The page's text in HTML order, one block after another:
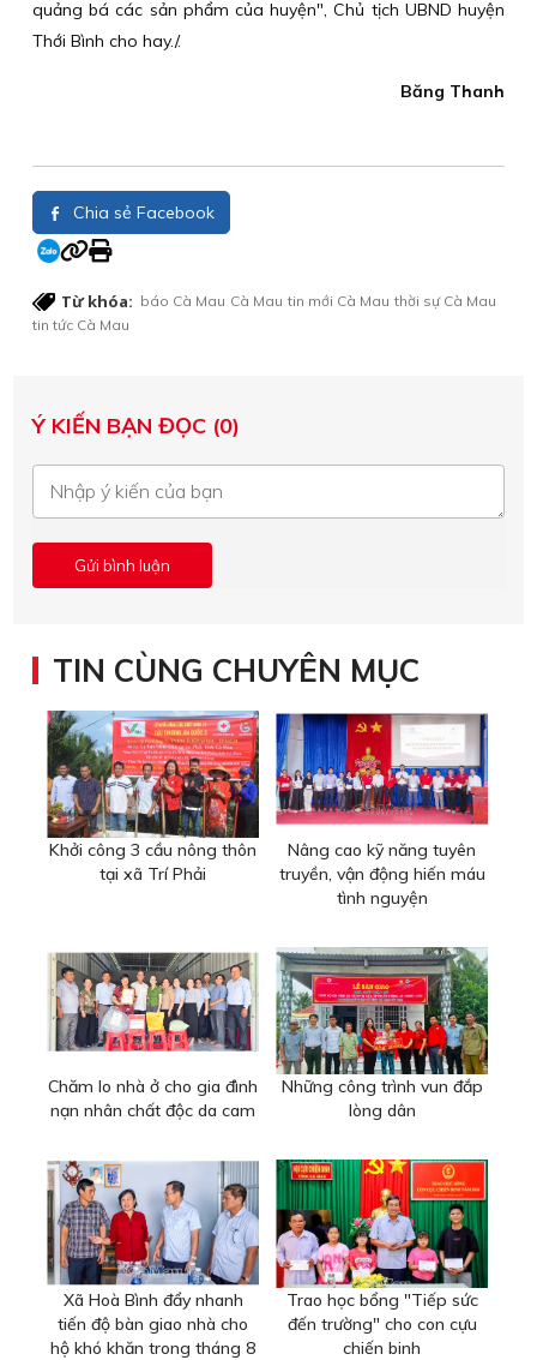
quảng bá các sản phẩm của huyện", Chủ tịch UBND huyện
Thới Bình cho hay./.
Băng Thanh
Chia sẻ Facebook
Từ khóa: báo Cà Mau Cà Mau tin mới Cà Mau thời sự Cà Mau
tin tức Cà Mau
Ý KIẾN BẠN ĐỌC (0)
TIN CÙNG CHUYÊN MỤC
Khởi công 3 cầu nông thôn
tại xã Trí Phải
Nâng cao kỹ năng tuyên
truyền, vận động hiến máu
tình nguyện
Chăm lo nhà ở cho gia đình
nạn nhân chất độc da cam
Những công trình vun đắp
lòng dân
Xã Hoà Bình đẩy nhanh
tiến độ bàn giao nhà cho
hộ khó khăn trong tháng 8
Trao học bổng "Tiếp sức
đến trường" cho con cựu
chiến binh